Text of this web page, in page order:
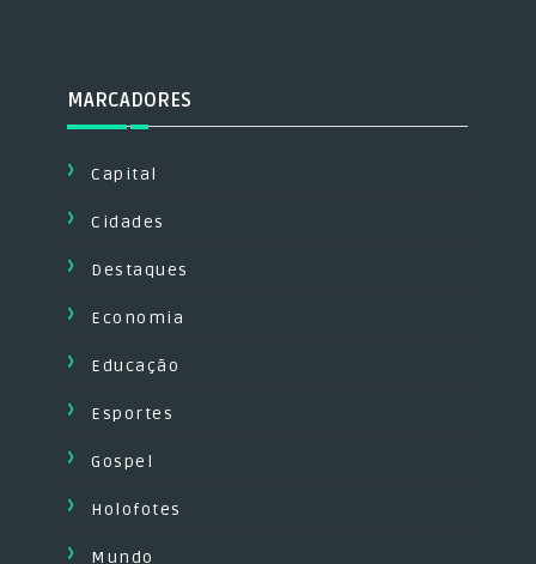
MARCADORES
Capital
Cidades
Destaques
Economia
Educação
Esportes
Gospel
Holofotes
Mundo